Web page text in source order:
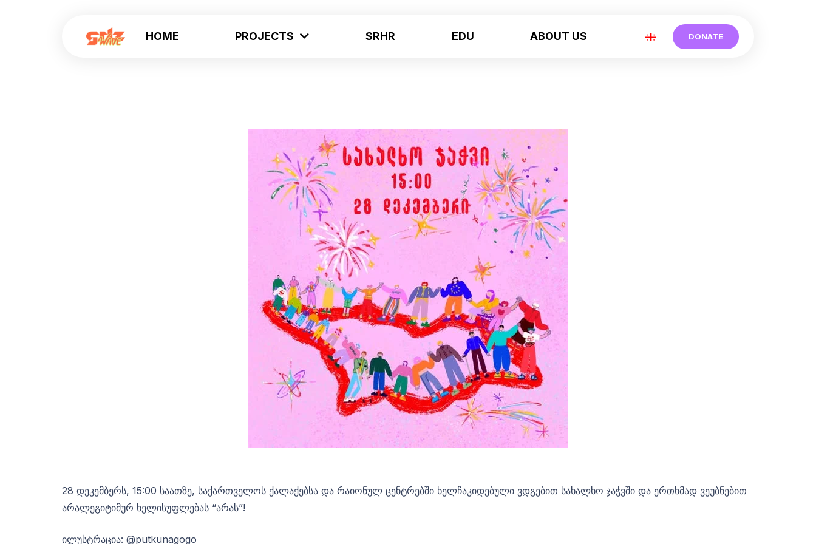
HOME PROJECTS SRHR EDU ABOUT US DONATE
28 დეკემბერს, 15:00 საათზე, საქართველოს ქალაქებსა და რაიონულ ცენტრებში ხელჩაკიდებული ვდგებით სახალხო ჯაჭვში და ერთხმად ვეუბნებით
არალეგიტიმურ ხელისუფლებას “არას”!
ილუსტრაცია: @putkunagogo